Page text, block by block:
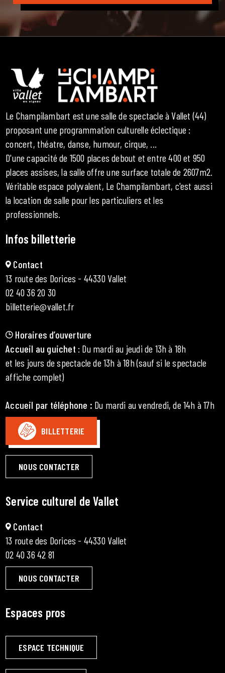
Le Champilambart est une salle de spectacle à Vallet (44)
proposant une programmation culturelle éclectique :
concert, théatre, danse, humour, cirque, ...
D'une capacité de 1500 places debout et entre 400 et 950
places assises, la salle offre une surface totale de 2607m2.
Véritable espace polyvalent, Le Champilambart, c'est aussi
la location de salle pour les particuliers et les
professionnels.
Infos billetterie
Contact
13 route des Dorices - 44330 Vallet
02 40 36 20 30
billetterie@vallet.fr
Horaires d’ouverture
Accueil au guichet : Du mardi au jeudi de 13h à 18h
et les jours de spectacle de 13h à 18h (sauf si le spectacle
affiche complet)
Accueil par téléphone : Du mardi au vendredi, de 14h à 17h
BILLETTERIE
NOUS CONTACTER
Service culturel de Vallet
Contact
13 route des Dorices - 44330 Vallet
02 40 36 42 81
NOUS CONTACTER
Espaces pros
ESPACE TECHNIQUE